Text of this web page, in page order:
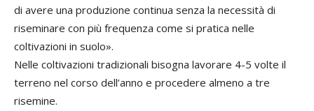
di avere una produzione continua senza la necessità di
riseminare con più frequenza come si pratica nelle
coltivazioni in suolo».
Nelle coltivazioni tradizionali bisogna lavorare 4-5 volte il
terreno nel corso dell’anno e procedere almeno a tre
risemine.